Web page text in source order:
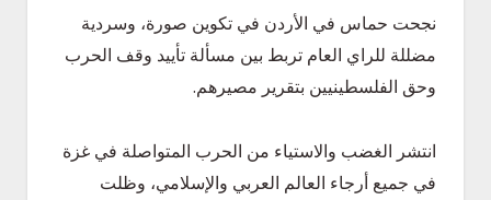
نجحت حماس في الأردن في تكوين صورة، وسردية
مضللة للراي العام تربط بين مسألة تأييد وقف الحرب
وحق الفلسطينيين بتقرير مصيرهم.
انتشر الغضب والاستياء من الحرب المتواصلة في غزة
في جميع أرجاء العالم العربي والإسلامي، وظلت